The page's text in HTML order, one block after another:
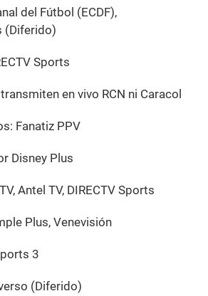
del Fútbol (ECDF),
(Diferido)
Sports
en vivo RCN ni Caracol
Fanatiz PPV
Disney Plus
Antel TV, DIRECTV Sports
Plus, Venevisión
3
(Diferido)